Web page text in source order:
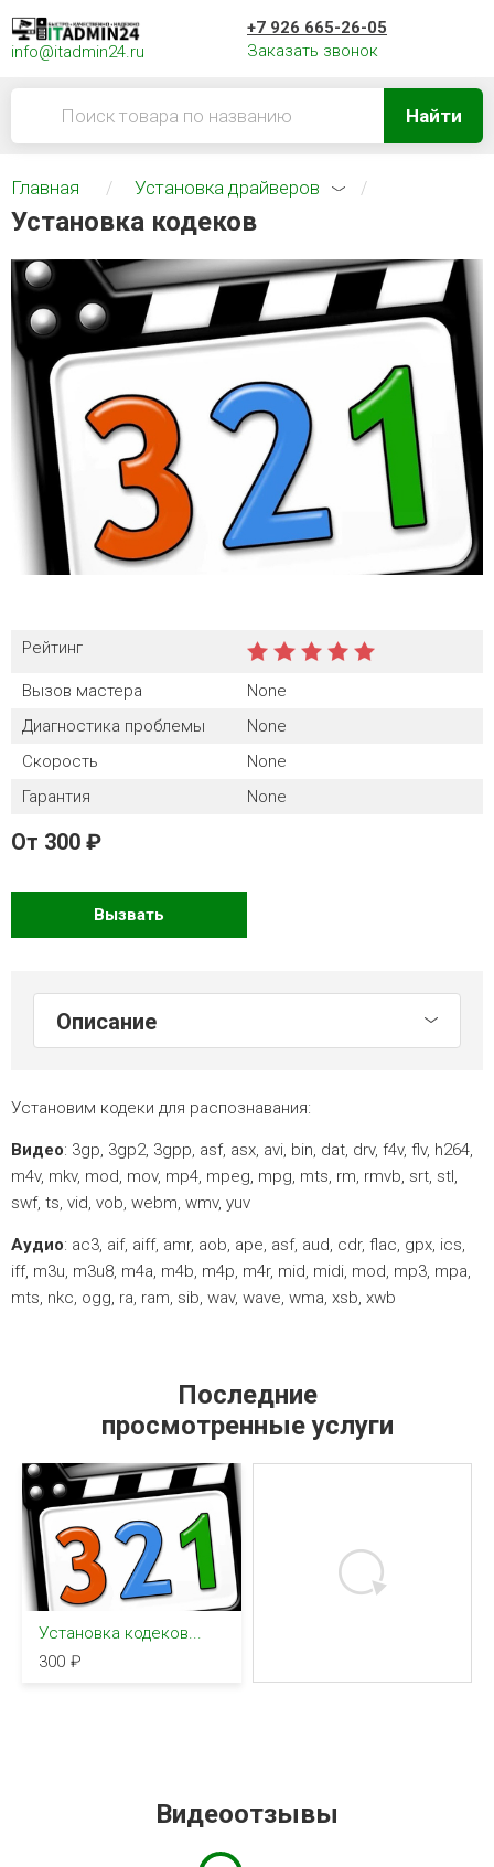
info@itadmin24.ru
+7 926 665-26-05
Заказать звонок
Найти
Главная Установка драйверов
Установка кодеков
Рейтинг
Вызов мастера
None
Диагностика проблемы
None
Скорость
None
Гарантия
None
От 300
Вызвать
Описание
Установим кодеки для распознавания:
Видео: 3gp, 3gp2, 3gpp, asf, asx, avi, bin, dat, drv, f4v, flv, h264,
m4v, mkv, mod, mov, mp4, mpeg, mpg, mts, rm, rmvb, srt, stl,
swf, ts, vid, vob, webm, wmv, yuv
Аудио: ac3, aif, aiff, amr, aob, ape, asf, aud, cdr, flac, gpx, ics,
iff, m3u, m3u8, m4a, m4b, m4p, m4r, mid, midi, mod, mp3, mpa,
mts, nkc, ogg, ra, ram, sib, wav, wave, wma, xsb, xwb
Последние
просмотренные услуги
Установка кодеков...
300
Видеоотзывы